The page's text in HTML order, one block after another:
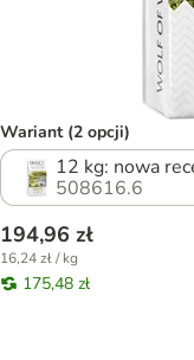
Wariant (2 opcji)
12 kg: nowa
508616.6
194,96 zł
16,24 zł / kg
175,48 zł